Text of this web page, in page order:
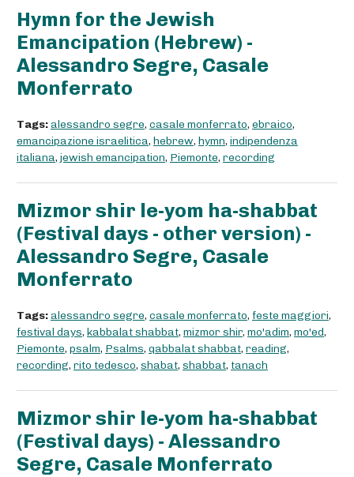
Hymn for the Jewish
Emancipation (Hebrew) -
Alessandro Segre, Casale
Monferrato
Tags:alessandro segre, casale monferrato, ebraico,
emancipazione israelitica, hebrew, hymn, indipendenza
italiana, jewish emancipation, Piemonte, recording
Mizmor shir le-yom ha-shabbat
(Festival days - other version) -
Alessandro Segre, Casale
Monferrato
Tags:alessandro segre, casale monferrato, feste maggiori,
festival days, kabbalat shabbat, mizmor shir, mo'adim, mo'ed,
Piemonte, psalm, Psalms, qabbalat shabbat, reading,
recording, rito tedesco, shabat, shabbat, tanach
Mizmor shir le-yom ha-shabbat
(Festival days) - Alessandro
Segre, Casale Monferrato